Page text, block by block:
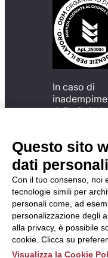
In caso di
della ApL
del Codice
possibile
reclamo
una delle
descritte al
indirizzo
https://odm-
Questo sito
dati
Con il tuo consenso, noi
tecnologie simili per
personali come, ad
personalizzazione degli
alla privacy, è possibile
cookie. Clicca su
Visualizza la Cookie